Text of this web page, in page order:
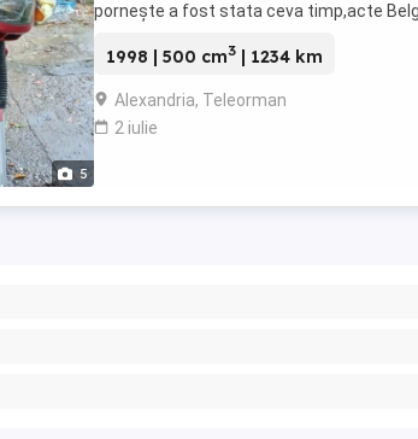
5
pornește a fost stata ceva timp,acte
1998 | 500 cm3 | 1234 km
Alexandria, Teleorman
2 iulie